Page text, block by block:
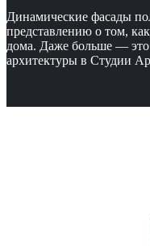
Динамические фасады
представлению о том,
дома. Даже больше — это
архитектуры в Студии